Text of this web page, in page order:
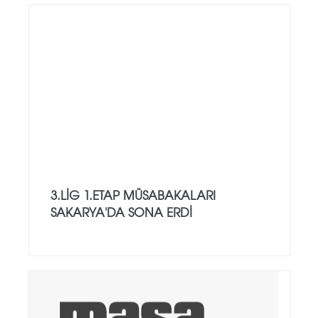
3.LİG 1.ETAP MÜSABAKALARI
SAKARYA'DA SONA ERDİ